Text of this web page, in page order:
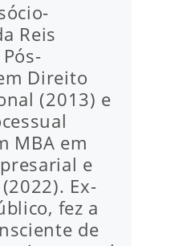
Reis
Direito
(2013) e
MBA em
e
Ex-
fez a
de